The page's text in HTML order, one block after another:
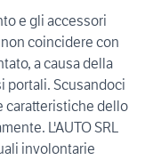
e gli accessori
coincidere con
a causa della
portali. Scusandoci
caratteristiche dello
L'AUTO SRL
involontarie